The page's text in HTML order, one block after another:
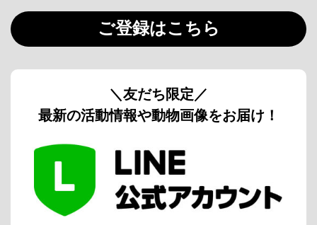
ご登録はこちら
＼友だち限定／
最新の活動情報や動物画像をお届け！